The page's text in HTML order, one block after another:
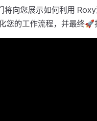
向您展示如何利用
您的工作流程，并最终🚀